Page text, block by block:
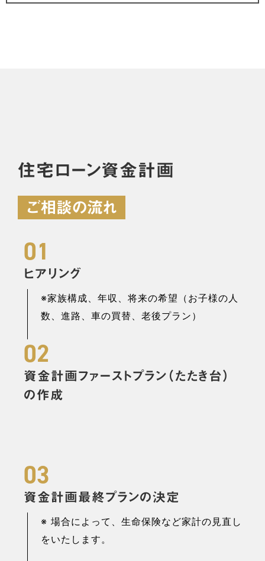
住宅ローン資金計画
ご相談の流れ
01
ヒアリング
※家族構成、年収、将来の希望（お子様の人
数、進路、車の買替、老後プラン）
02
資金計画ファーストプラン（たたき台）
の作成
03
資金計画最終プランの決定
※ 場合によって、生命保険など家計の見直し
をいたします。